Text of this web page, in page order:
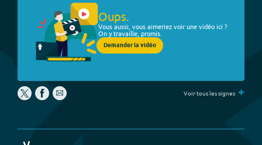
Oups.
Vous aussi, vous aimeriez voir une vidéo ici ?
On y travaille, promis.
Demander la vidéo
Voir tous les signes +